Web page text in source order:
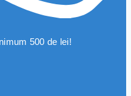
500 de lei!